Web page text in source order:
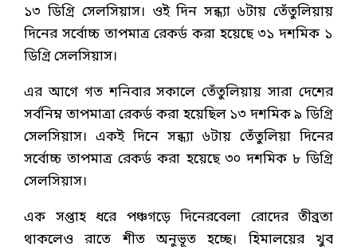
১৩ ডিগ্রি সেলসিয়াস। ওই দিন সন্ধ্যা ৬টায় তেঁতুলিয়ায়
দিনের সর্বোচ্চ তাপমাত্র রেকর্ড করা হয়েছে ৩১ দশমিক ১
ডিগ্রি সেলসিয়াস।
এর আগে গত শনিবার সকালে তেঁতুলিয়ায় সারা দেশের
সর্বনিম্ন তাপমাত্রা রেকর্ড করা হয়েছিল ১৩ দশমিক ৯ ডিগ্রি
সেলসিয়াস। একই দিনে সন্ধ্যা ৬টায় তেঁতুলিয়া দিনের
সর্বোচ্চ তাপমাত্র রেকর্ড করা হয়েছে ৩০ দশমিক ৮ ডিগ্রি
সেলসিয়াস।
এক সপ্তাহ ধরে পঞ্চগড়ে দিনেরবেলা রোদের তীব্রতা
থাকলেও রাতে শীত অনুভূত হচ্ছে। হিমালয়ের খুব